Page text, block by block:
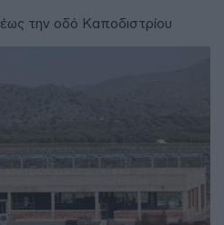
την οδό Καποδιστρίου